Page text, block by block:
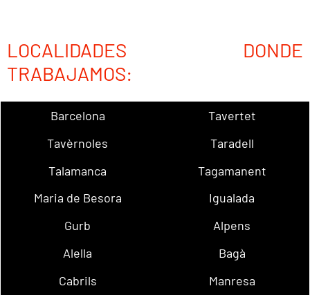
LOCALIDADES DONDE
TRABAJAMOS:
Barcelona
Tavertet
Tavèrnoles
Taradell
Talamanca
Tagamanent
Maria de Besora
Igualada
Gurb
Alpens
Alella
Bagà
Cabrils
Manresa